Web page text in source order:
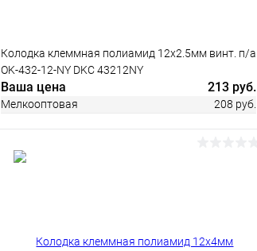
Колодка клеммная полиамид 12х2.5мм винт. п/а
OK-432-12-NY DKC 43212NY
Ваша цена 213 руб.
Мелкооптовая 208 руб.